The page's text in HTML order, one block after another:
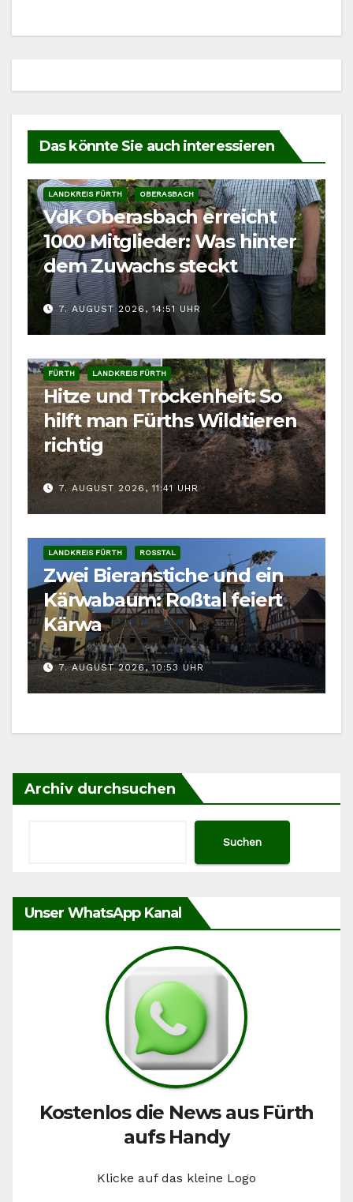
Das könnte Sie auch interessieren
LANDKREIS FÜRTH OBERASBACH
VdK Oberasbach erreicht
1000 Mitglieder: Was hinter
dem Zuwachs steckt
7. AUGUST 2026, 14:51 UHR
FÜRTH LANDKREIS FÜRTH
Hitze und Trockenheit: So
hilft man Fürths Wildtieren
richtig
7. AUGUST 2026, 11:41 UHR
LANDKREIS FÜRTH ROSSTAL
Zwei Bieranstiche und ein
Kärwabaum: Roßtal feiert
Kärwa
7. AUGUST 2026, 10:53 UHR
Archiv durchsuchen
Suchen
Unser WhatsApp Kanal
Kostenlos die News aus Fürth
aufs Handy
Klicke auf das kleine Logo